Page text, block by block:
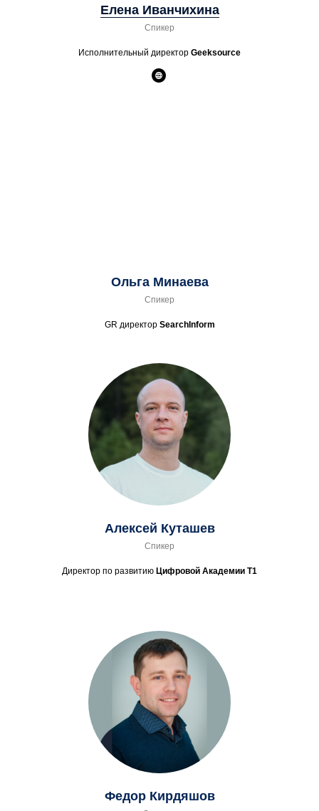
Елена Иванчихина
Спикер
Исполнительный директор Geeksource
Ольга Минаева
Спикер
GR директор SearchInform
Алексей Куташев
Спикер
Директор по развитию Цифровой Академии Т1
Федор Кирдяшов